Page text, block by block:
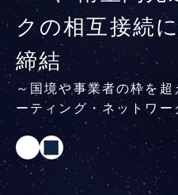
クの相互接続
締結
～国境や事業者の枠を超
ーティング・ネットワー